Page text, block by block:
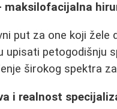
maksilofacijalna
put za one koji žele
petogodišnju
širokog spektra
i realnost